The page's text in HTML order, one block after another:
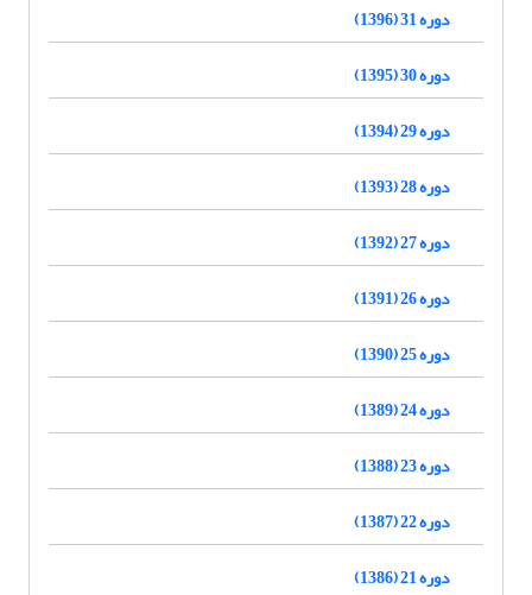
دوره 31 (1396)
دوره 30 (1395)
دوره 29 (1394)
دوره 28 (1393)
دوره 27 (1392)
دوره 26 (1391)
دوره 25 (1390)
دوره 24 (1389)
دوره 23 (1388)
دوره 22 (1387)
دوره 21 (1386)